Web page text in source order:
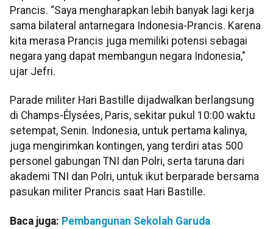
Prancis. “Saya mengharapkan lebih banyak lagi kerja
sama bilateral antarnegara Indonesia-Prancis. Karena
kita merasa Prancis juga memiliki potensi sebagai
negara yang dapat membangun negara Indonesia,"
ujar Jefri.
Parade militer Hari Bastille dijadwalkan berlangsung
di Champs-Élysées, Paris, sekitar pukul 10:00 waktu
setempat, Senin. Indonesia, untuk pertama kalinya,
juga mengirimkan kontingen, yang terdiri atas 500
personel gabungan TNI dan Polri, serta taruna dari
akademi TNI dan Polri, untuk ikut berparade bersama
pasukan militer Prancis saat Hari Bastille.
Baca juga: Pembangunan Sekolah Garuda